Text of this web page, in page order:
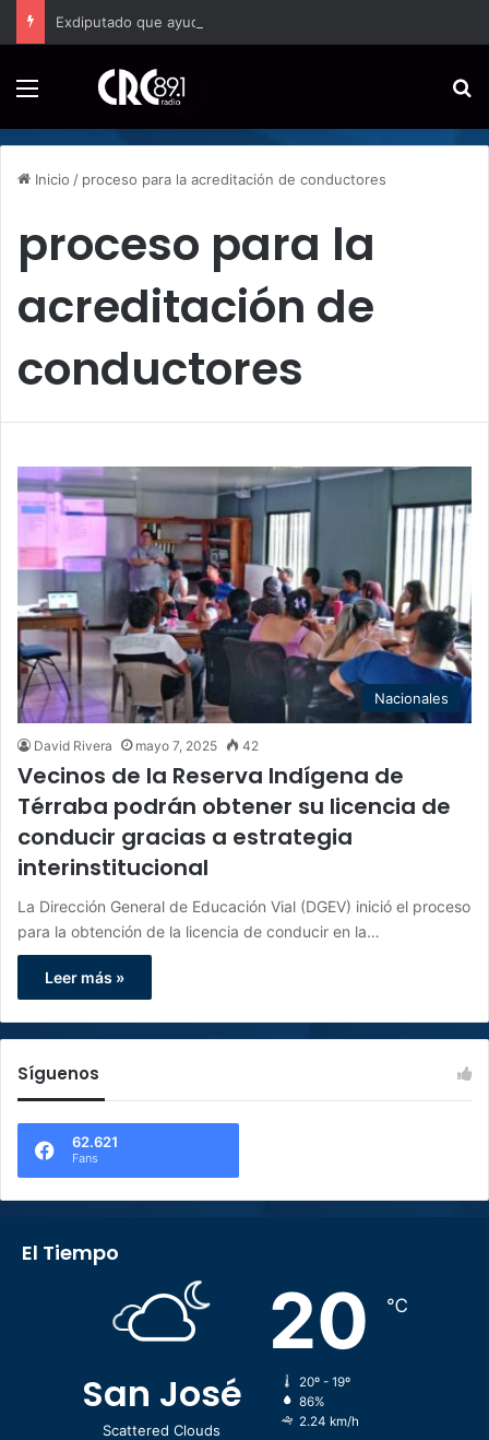
Inicio / proceso para la acreditación de conductores
proceso para la
acreditación de
conductores
Nacionales
David Rivera mayo 7, 2025 42
Vecinos de la Reserva Indígena de
Térraba podrán obtener su licencia de
conducir gracias a estrategia
interinstitucional
La Dirección General de Educación Vial (DGEV) inició el proceso
para la obtención de la licencia de conducir en la…
Leer más »
Síguenos
62.621
Fans
El Tiempo
San José
Scattered Clouds
20 ℃
20º - 19º
86%
2.24 km/h